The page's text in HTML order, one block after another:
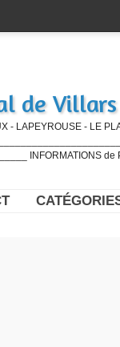
de
- LAPEYROUSE - LE
INFORMATIONS de